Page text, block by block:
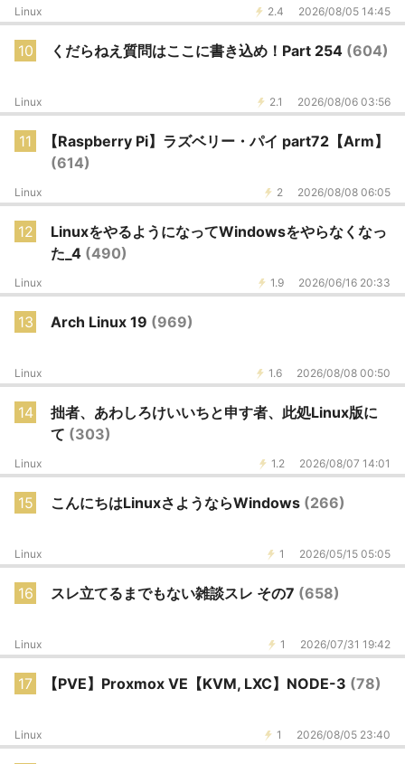
2.4 2026/08/05 14:45
Linux
10 くだらねえ質問はここに書き込め！Part 254 (604)
2.1 2026/08/06 03:56
Linux
11
【Raspberry Pi】ラズベリー・パイ part72【Arm】
(614)
2 2026/08/08 06:05
Linux
12
LinuxをやるようになってWindowsをやらなくなっ
た_4 (490)
1.9 2026/06/16 20:33
Linux
13 Arch Linux 19 (969)
1.6 2026/08/08 00:50
Linux
14
拙者、あわしろけいいちと申す者、此処Linux版に
て (303)
1.2 2026/08/07 14:01
Linux
15 こんにちはLinuxさようならWindows (266)
1 2026/05/15 05:05
Linux
16 スレ立てるまでもない雑談スレ その7 (658)
1 2026/07/31 19:42
Linux
17 【PVE】Proxmox VE【KVM, LXC】NODE-3 (78)
1 2026/08/05 23:40
Linux